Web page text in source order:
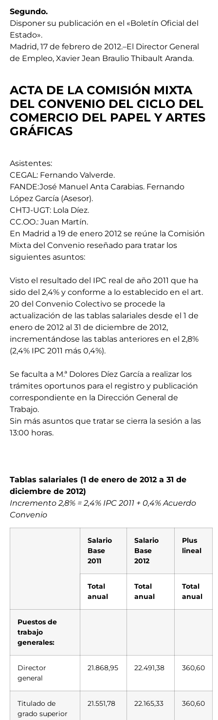
Segundo.
Disponer su publicación en el «Boletín Oficial del
Estado».
Madrid, 17 de febrero de 2012.–El Director General
de Empleo, Xavier Jean Braulio Thibault Aranda.
ACTA DE LA COMISIÓN MIXTA
DEL CONVENIO DEL CICLO DEL
COMERCIO DEL PAPEL Y ARTES
GRÁFICAS
Asistentes:
CEGAL: Fernando Valverde.
FANDE:José Manuel Anta Carabias. Fernando
López García (Asesor).
CHTJ-UGT: Lola Díez.
CC.OO.: Juan Martín.
En Madrid a 19 de enero 2012 se reúne la Comisión
Mixta del Convenio reseñado para tratar los
siguientes asuntos:
Visto el resultado del IPC real de año 2011 que ha
sido del 2,4% y conforme a lo establecido en el art.
20 del Convenio Colectivo se procede la
actualización de las tablas salariales desde el 1 de
enero de 2012 al 31 de diciembre de 2012,
incrementándose las tablas anteriores en el 2,8%
(2,4% IPC 2011 más 0,4%).
Se faculta a M.ª Dolores Díez García a realizar los
trámites oportunos para el registro y publicación
correspondiente en la Dirección General de
Trabajo.
Sin más asuntos que tratar se cierra la sesión a las
13:00 horas.
Tablas salariales (1 de enero de 2012 a 31 de
diciembre de 2012)
Incremento 2,8% = 2,4% IPC 2011 + 0,4% Acuerdo
Convenio
Salario
Base
2011
Salario
Base
2012
Plus
lineal
Total
anual
Total
anual
Total
anual
Puestos de
trabajo
generales:
Director
general
21.868,95 22.491,38 360,60
Titulado de
grado superior
21.551,78 22.165,33 360,60